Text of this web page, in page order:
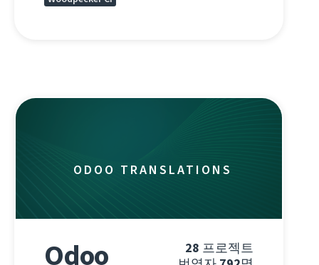
ODOO TRANSLATIONS
28 프로젝트
Odoo